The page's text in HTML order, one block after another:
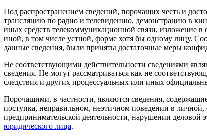
Под распространением сведений, порочащих честь и
трансляцию по радио и телевидению, демонстрацию в
иных средств телекоммуникационной связи, изложение
иной, в том числе устной, форме хотя бы одному лицу.
данные сведения, были приняты достаточные меры
Не соответствующими действительности сведениями
сведения. Не могут рассматриваться как не
следствия и других процессуальных или иных
Порочащими, в частности, являются сведения,
поступка, неправильном, неэтичном поведении в
предпринимательской деятельности, нарушении
юридического лица.